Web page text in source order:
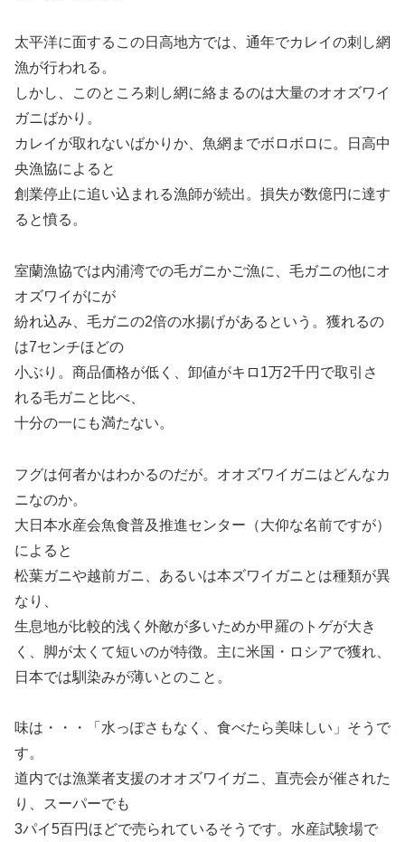
太平洋に面するこの日高地方では、通年でカレイの刺し網
漁が行われる。
しかし、このところ刺し網に絡まるのは大量のオオズワイ
ガニばかり。
カレイが取れないばかりか、魚網までボロボロに。日高中
央漁協によると
創業停止に追い込まれる漁師が続出。損失が数億円に達す
ると憤る。
室蘭漁協では内浦湾での毛ガニかご漁に、毛ガニの他にオ
オズワイがにが
紛れ込み、毛ガニの2倍の水揚げがあるという。獲れるの
は7センチほどの
小ぶり。商品価格が低く、卸値がキロ1万2千円で取引さ
れる毛ガニと比べ、
十分の一にも満たない。
フグは何者かはわかるのだが。オオズワイガニはどんなカ
ニなのか。
大日本水産会魚食普及推進センター（大仰な名前ですが）
によると
松葉ガニや越前ガニ、あるいは本ズワイガニとは種類が異
なり、
生息地が比較的浅く外敵が多いためか甲羅のトゲが大き
く、脚が太くて短いのが特徴。主に米国・ロシアで獲れ、
日本では馴染みが薄いとのこと。
味は・・・「水っぽさもなく、食べたら美味しい」そうで
す。
道内では漁業者支援のオオズワイガニ、直売会が催された
り、スーパーでも
3パイ5百円ほどで売られているそうです。水産試験場で